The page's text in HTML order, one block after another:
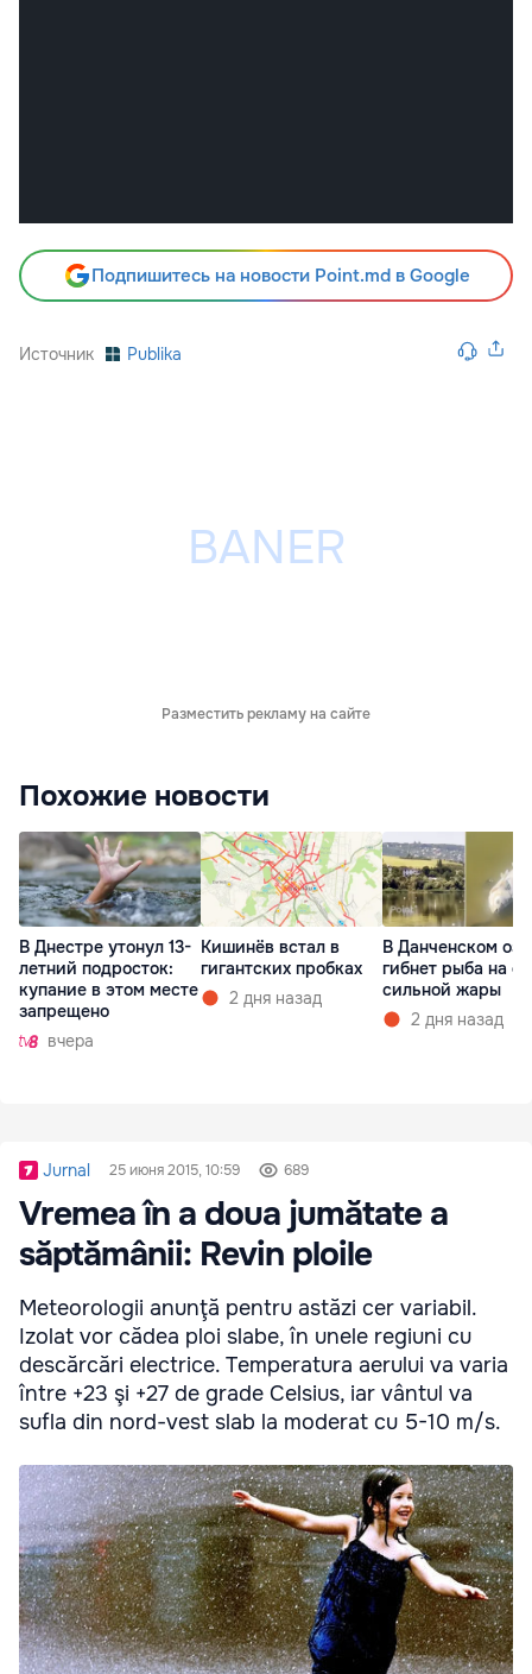
Подпишитесь на новости Point.md в Google
Источник Publika
Разместить рекламу на сайте
Похожие новости
В Днестре утонул 13-
летний подросток:
купание в этом месте
запрещено
вчера
Кишинёв встал в
гигантских пробках
2 дня назад
В Данченском
гибнет рыба на
сильной жары
2 дня назад
Jurnal 25 июня 2015, 10:59 689
Vremea în a doua jumătate a
săptămânii: Revin ploile
Meteorologii anunţă pentru astăzi cer variabil.
Izolat vor cădea ploi slabe, în unele regiuni cu
descărcări electrice. Temperatura aerului va varia
între +23 şi +27 de grade Celsius, iar vântul va
sufla din nord-vest slab la moderat cu 5-10 m/s.